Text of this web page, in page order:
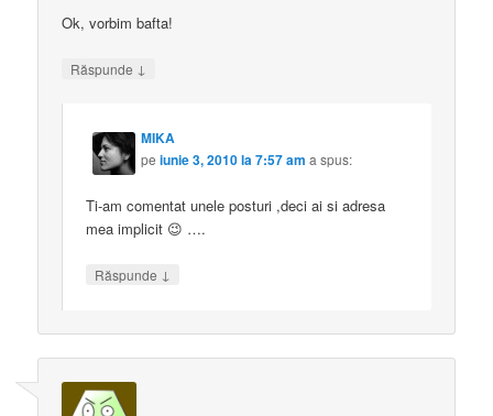
Ok, vorbim bafta!
Răspunde ↓
MIKA
peiunie 3, 2010 la 7:57 am a spus:
Ti-am comentat unele posturi ,deci ai si adresa
mea implicit 😉 ….
Răspunde ↓